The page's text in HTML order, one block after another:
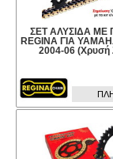
ΣΕΤ ΑΛΥΣΙΔΑ ΜΕ
REGINA ΓΙΑ
2004-06 (Χρυσή